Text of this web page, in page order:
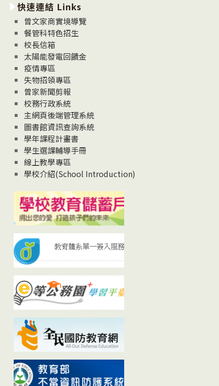
消
息
News
快速連結 Links
曾文家商實境導覽
餐管科特色招生
校長信箱
太陽能發電回饋金
疫情專區
失物招領專區
曾家新聞剪報
校務行政系統
主網頁後端管理系統
圖書館資訊查詢系統
學年課程計畫書
學生選課輔導手冊
線上教學專區
學校介紹(School Introduction)